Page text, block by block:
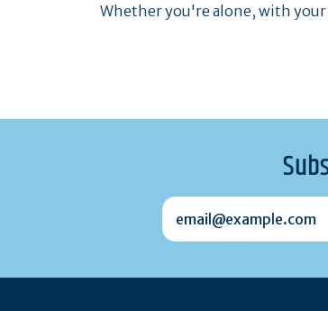
Whether you're alone, with your
email@example.com